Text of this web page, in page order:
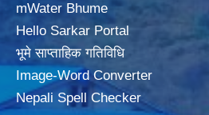
mWater Bhume
Hello Sarkar Portal
भूमे साप्ताहिक गतिविधि
Image-Word Converter
Nepali Spell Checker